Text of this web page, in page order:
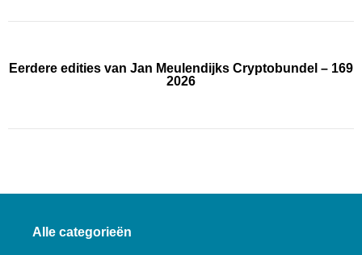
Eerdere edities van Jan Meulendijks Cryptobundel – 169
2026
Alle categorieën